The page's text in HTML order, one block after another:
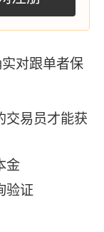
对跟单者保
交易员才能获
金
验证